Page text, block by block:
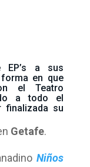
EP’s a sus
en que
el Teatro
a todo el
finalizada su
Getafe.
Niños